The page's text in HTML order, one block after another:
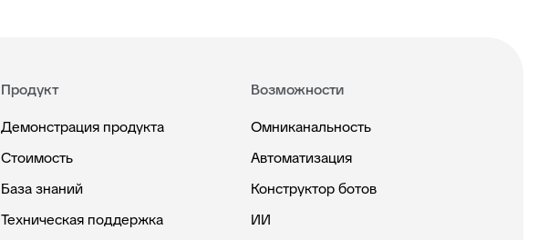
Продукт
Демонстрация продукта
Стоимость
База знаний
Техническая поддержка
Возможности
Омниканальность
Автоматизация
Конструктор ботов
ИИ